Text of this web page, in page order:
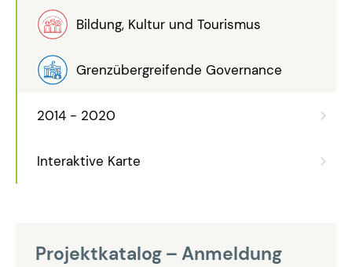
Bildung, Kultur und Tourismus
Grenzübergreifende Governance
2014 - 2020
Interaktive Karte
Projektkatalog – Anmeldung